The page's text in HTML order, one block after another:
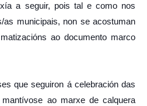
a seguir, pois tal e como nos
as municipais, non se acostuman
ao documento marco
que seguiron á celebración das
mantívose ao marxe de calquera